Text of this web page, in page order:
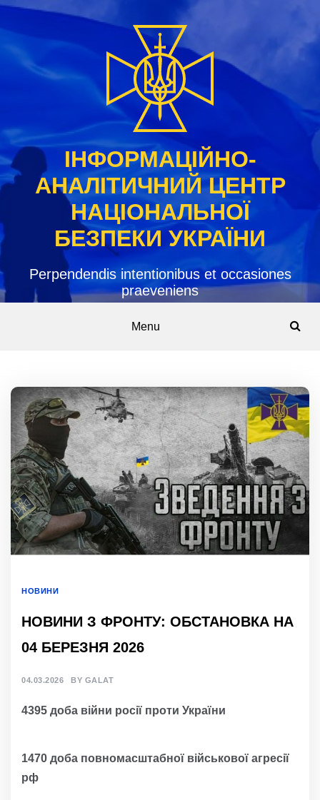
Skip
content
ІНФОРМАЦІЙНО-
АНАЛІТИЧНИЙ ЦЕНТР
НАЦІОНАЛЬНОЇ
БЕЗПЕКИ УКРАЇНИ
Perpendendis intentionibus et occasiones
praeveniens
Menu
НОВИНИ
НОВИНИ З ФРОНТУ: ОБСТАНОВКА НА
04 БЕРЕЗНЯ 2026
04.03.2026 BY GALAT
4395 доба війни росії проти України
1470 доба повномасштабної військової агресії
рф